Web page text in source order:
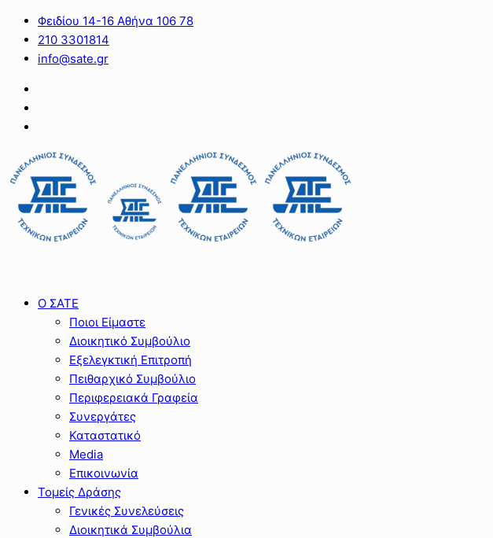
Φειδίου 14-16 Αθήνα 106 78
210 3301814
info@sate.gr
Ο ΣΑΤΕ
Ποιοι Είμαστε
Διοικητικό Συμβούλιο
Εξελεγκτική Επιτροπή
Πειθαρχικό Συμβούλιο
Περιφερειακά Γραφεία
Συνεργάτες
Καταστατικό
Media
Επικοινωνία
Τομείς Δράσης
Γενικές Συνελεύσεις
Διοικητικά Συμβούλια